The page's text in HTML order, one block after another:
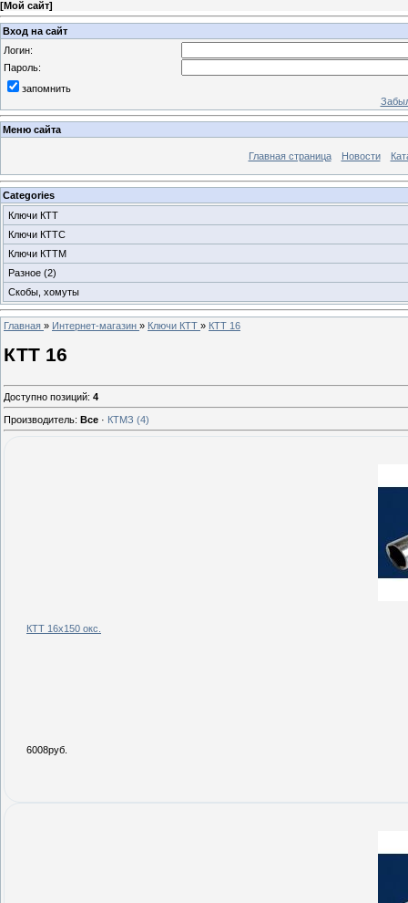
[Мой сайт]
Вход на сайт
Логин:
Пароль:
запомнить
Меню сайта
Главная страница Новости
Categories
Ключи КТТ
Ключи КТТС
Ключи КТТМ
Разное (2)
Скобы, хомуты
Главная » Интернет-магазин » Ключи КТТ » КТТ 16
КТТ 16
Доступно позиций: 4
Производитель: Все · КТМЗ (4)
КТТ 16х150 окс.
6008руб.